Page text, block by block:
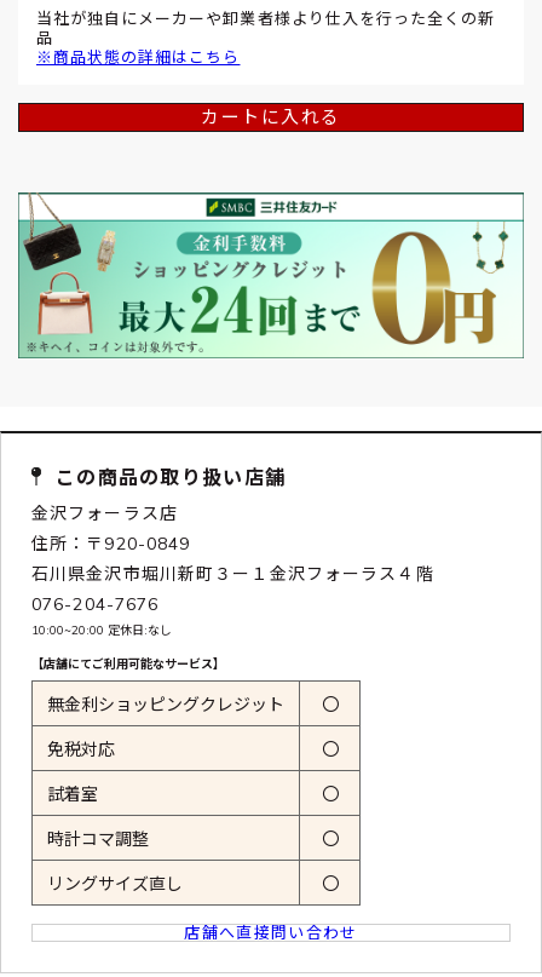
当社が独自にメーカーや卸業者様より仕入を行った全くの新
品
※商品状態の詳細はこちら
カートに入れる
この商品の取り扱い店舗
金沢フォーラス店
住所：〒920-0849
石川県金沢市堀川新町３ー１金沢フォーラス４階
076-204-7676
10:00~20:00 定休日:なし
【店舗にてご利用可能なサービス】
無金利ショッピングクレジット 〇
免税対応 〇
試着室 〇
時計コマ調整 〇
リングサイズ直し 〇
店舗へ直接問い合わせ